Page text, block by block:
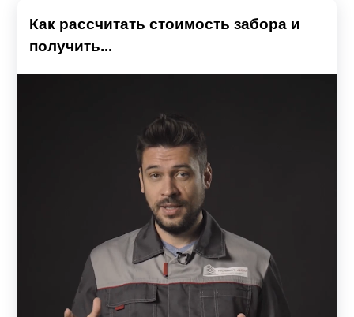
Как рассчитать стоимость забора и
получить...